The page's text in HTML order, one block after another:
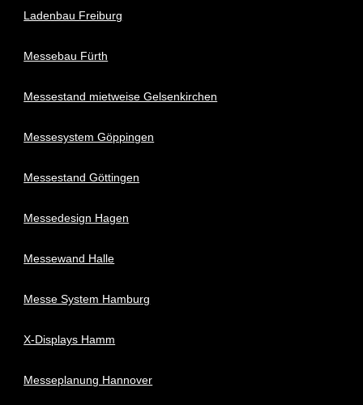
Ladenbau Freiburg
Messebau Fürth
Messestand mietweise Gelsenkirchen
Messesystem Göppingen
Messestand Göttingen
Messedesign Hagen
Messewand Halle
Messe System Hamburg
X-Displays Hamm
Messeplanung Hannover